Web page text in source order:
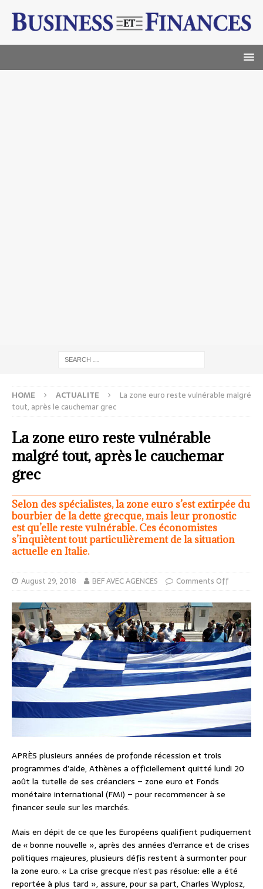
HOME ACTUALITE
La zone euro reste vulnérable malgré
tout, après le cauchemar grec
La zone euro reste vulnérable
malgré tout, après le cauchemar
grec
Selon des spécialistes, la zone euro s’est extirpée du
bourbier de la dette grecque, mais leur pronostic
est qu’elle reste vulnérable. Ces économistes
s’inquiètent tout particulièrement de la situation
actuelle en Italie.
August 29, 2018 BEF AVEC AGENCES Comments Off
APRÈS plusieurs années de profonde récession et trois
programmes d’aide, Athènes a officiellement quitté lundi 20
août la tutelle de ses créanciers – zone euro et Fonds
monétaire international (FMI) – pour recommencer à se
financer seule sur les marchés.
Mais en dépit de ce que les Européens qualifient pudiquement
de « bonne nouvelle », après des années d’errance et de crises
politiques majeures, plusieurs défis restent à surmonter pour
la zone euro. « La crise grecque n’est pas résolue: elle a été
reportée à plus tard », assure, pour sa part, Charles Wyplosz,